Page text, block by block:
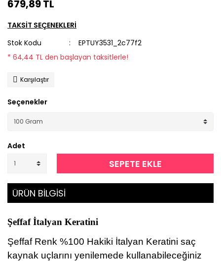
679,89 TL
TAKSİT SEÇENEKLERİ
Stok Kodu
EPTUY3531_2c77f2
* 64,44 TL den başlayan taksitlerle!
Karşılaştır
Seçenekler
Adet
SEPETE EKLE
ÜRÜN BİLGİSİ
Şeffaf İtalyan Keratini
Şeffaf Renk %100 Hakiki İtalyan Keratini saç
kaynak uçlarını yenilemede kullanabileceğiniz